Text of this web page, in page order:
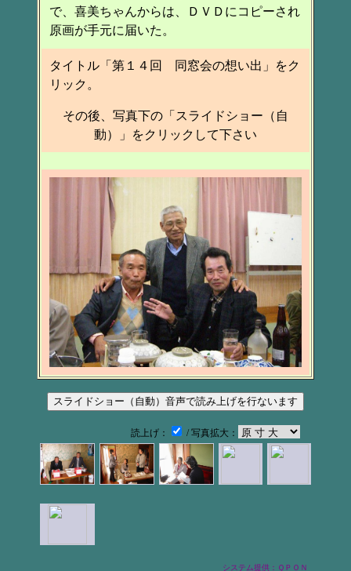
で、喜美ちゃんからは、ＤＶＤにコピーされ
原画が手元に届いた。
タイトル「第１４回 同窓会の想い出」をク
リック。
その後、写真下の「スライドショー（自
動）」をクリックして下さい
読上げ： / 写真拡大：
システム提供：ＱＰＯＮ